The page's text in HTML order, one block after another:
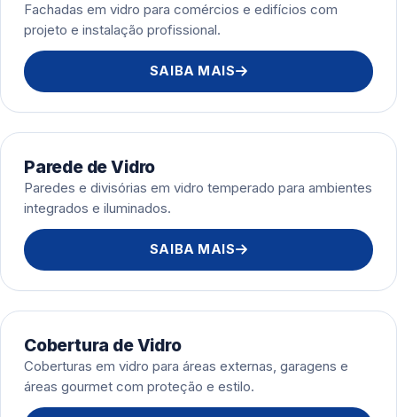
Fachadas em vidro para comércios e edifícios com
projeto e instalação profissional.
SAIBA MAIS
Parede de Vidro
Paredes e divisórias em vidro temperado para ambientes
integrados e iluminados.
SAIBA MAIS
Cobertura de Vidro
Coberturas em vidro para áreas externas, garagens e
áreas gourmet com proteção e estilo.